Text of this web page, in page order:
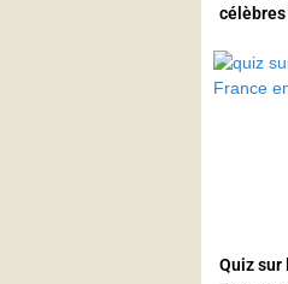
Quiz sur